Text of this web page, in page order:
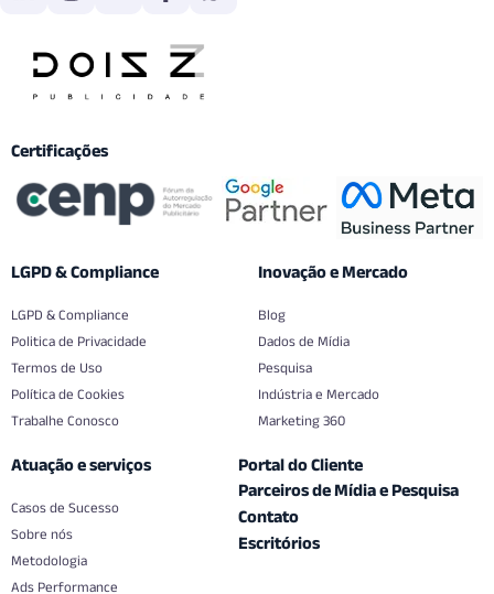
Certificações
LGPD & Compliance
LGPD & Compliance
Politica de Privacidade
Termos de Uso
Política de Cookies
Trabalhe Conosco
Inovação e Mercado
Blog
Dados de Mídia
Pesquisa
Indústria e Mercado
Marketing 360
Atuação e serviços
Casos de Sucesso
Sobre nós
Metodologia
Ads Performance
Portal do Cliente
Parceiros de Mídia e Pesquisa
Contato
Escritórios